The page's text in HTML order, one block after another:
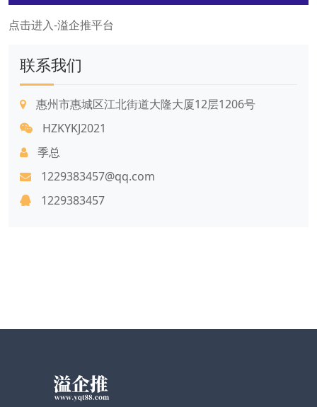
点击进入-溢企推平台
联系我们
惠州市惠城区江北街道大隆大厦12层1206号
HZKYKJ2021
季总
1229383457@qq.com
1229383457